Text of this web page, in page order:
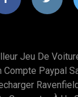
Jeu De
Compte Paypal